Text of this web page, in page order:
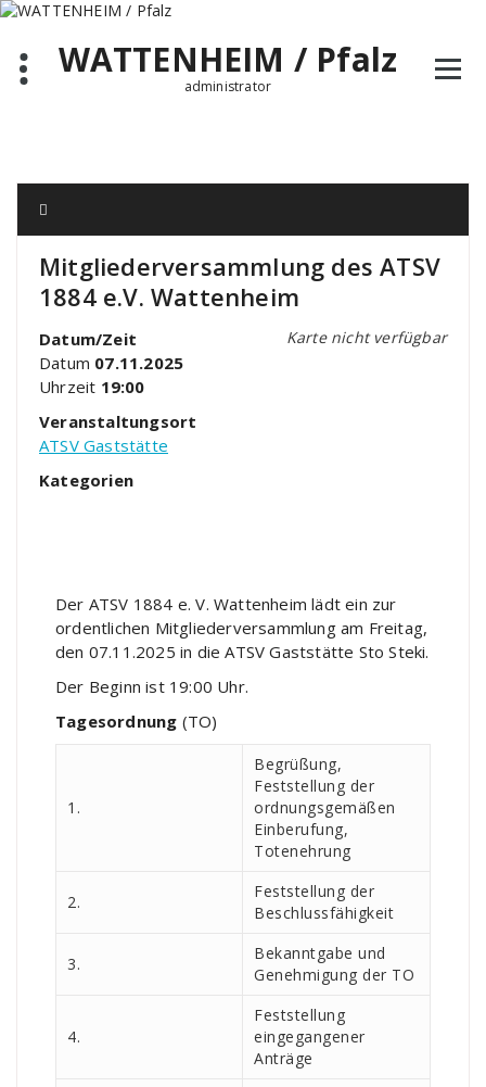
Zum
springenWATTENHEIM / Pfalz
administrator
Mitgliederversammlung des ATSV
1884 e.V. Wattenheim
Karte nicht verfügbar
Datum/Zeit
Datum 07.11.2025
Uhrzeit 19:00
Veranstaltungsort
ATSV Gaststätte
Kategorien
Der ATSV 1884 e. V. Wattenheim lädt ein zur
ordentlichen Mitgliederversammlung am Freitag,
den 07.11.2025 in die ATSV Gaststätte Sto Steki.
Der Beginn ist 19:00 Uhr.
Tagesordnung (TO)
1.
Begrüßung,
Feststellung der
ordnungsgemäßen
Einberufung,
Totenehrung
2.
Feststellung der
Beschlussfähigkeit
3.
Bekanntgabe und
Genehmigung der TO
4.
Feststellung
eingegangener
Anträge